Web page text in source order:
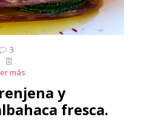
3
más
y
fresca.